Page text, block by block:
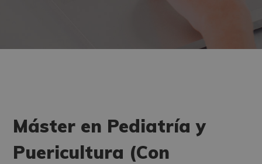
Máster en Pediatría y
Puericultura (Con